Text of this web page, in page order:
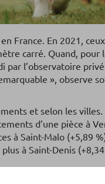
France. En 2021,
carré. Quand, pour
par l’observatoire
», observe
et selon les villes.
d’une pièce à
à Saint-Malo (+5,89
à Saint-Denis